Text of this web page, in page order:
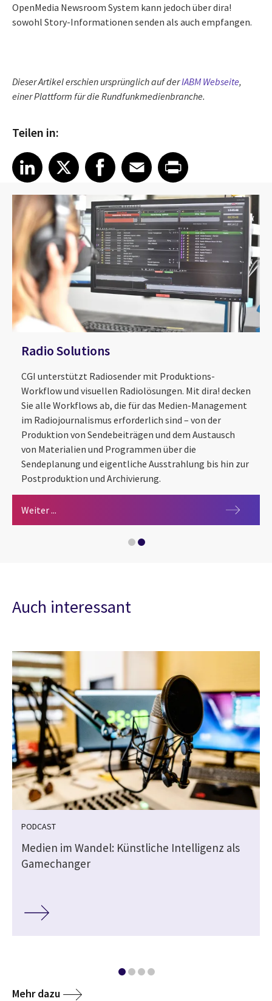
OpenMedia Newsroom System kann jedoch über dira!
sowohl Story-Informationen senden als auch empfangen.
Dieser Artikel erschien ursprünglich auf derIABM Webseite,
einer Plattform für die Rundfunkmedienbranche.
Teilen in:
Share article on LinkedIn
LinkedIn
Share article on XShare article on Facebook
Facebook
Share article on Email
EmailShare article on Print
CGI OpenMedia
Radio Solutions
CGI unterstützt Radiosender mit Produktions-
Workflow und visuellen Radiolösungen. Mit dira! decken
Sie alle Workflows ab, die für das Medien-Management
im Radiojournalismus erforderlich sind – von der
Produktion von Sendebeiträgen und dem Austausch
von Materialien und Programmen über die
Sendeplanung und eigentliche Ausstrahlung bis hin zur
Postproduktion und Archivierung.
Weiter ...
Auch interessant
PODCAST
Medien im Wandel: Künstliche Intelligenz als
Gamechanger
Mehr dazu